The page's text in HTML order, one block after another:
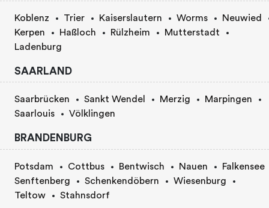
Koblenz Trier Kaiserslautern Worms
Neuwied
Kerpen
Haßloch Rülzheim
Mutterstadt
Ladenburg
SAARLAND
Saarbrücken Sankt Wendel Merzig
Marpingen
Saarlouis
Völklingen
BRANDENBURG
Potsdam Cottbus Bentwisch Nauen
Falkensee
Senftenberg
Schenkendöbern
Wiesenburg
Teltow
Stahnsdorf